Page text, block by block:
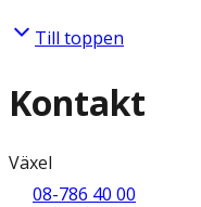
Till toppen
Kontakt
Växel
08-786 40 00